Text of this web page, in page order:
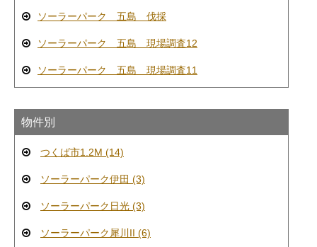
ソーラーパーク 五島 伐採
ソーラーパーク 五島 現場調査12
ソーラーパーク 五島 現場調査11
物件別
つくば市1.2M (14)
ソーラーパーク伊田 (3)
ソーラーパーク日光 (3)
ソーラーパーク犀川II (6)